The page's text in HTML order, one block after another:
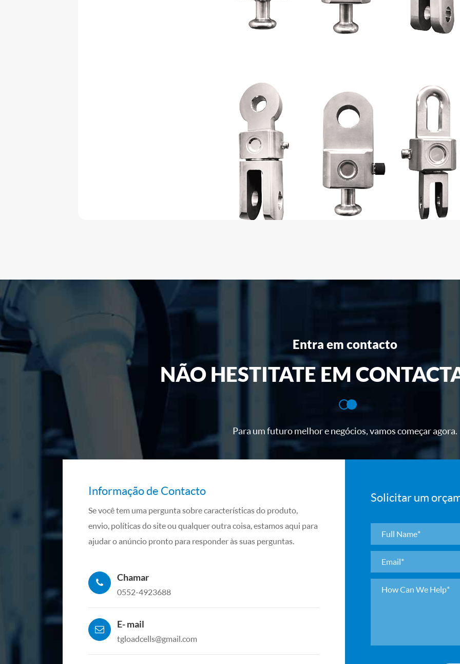
Entra em contacto
NÃO HESTITATE EM
Para um futuro melhor e negócios, vamos começar agora.
Informação de Contacto
Se você tem uma pergunta sobre características do produto,
envio, políticas do site ou qualquer outra coisa, estamos aqui para
ajudar o anúncio pronto para responder às suas perguntas.
Chamar
0552-4923688
E- mail
tgloadcells@gmail.com
Solicitar um